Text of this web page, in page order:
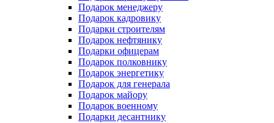
Подарок менеджеру
Подарок кадровику
Подарки строителям
Подарок нефтянику
Подарки офицерам
Подарок полковнику
Подарок энергетику
Подарок для генерала
Подарок майору
Подарок военному
Подарки десантнику